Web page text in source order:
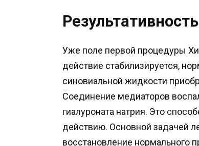
Результативность
Уже поле первой процедуры
действие стабилизируется,
синовиальной жидкости
Соединение медиаторов
гиалуроната натрия. Это
действию. Основной задачей
восстановление нормального